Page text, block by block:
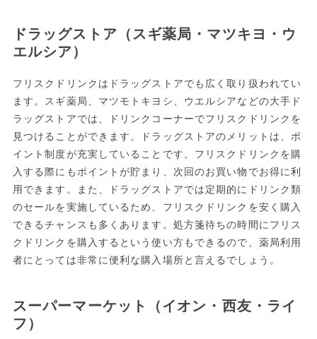
ドラッグストア（スギ薬局・マツキヨ・ウ
エルシア）
フリスクドリンクはドラッグストアでも広く取り扱われてい
ます。スギ薬局、マツモトキヨシ、ウエルシアなどの大手ド
ラッグストアでは、ドリンクコーナーでフリスクドリンクを
見つけることができます。ドラッグストアのメリットは、ポ
イント制度が充実していることです。フリスクドリンクを購
入する際にもポイントが貯まり、次回のお買い物でお得に利
用できます。また、ドラッグストアでは定期的にドリンク類
のセールを実施しているため、フリスクドリンクを安く購入
できるチャンスも多くあります。処方箋待ちの時間にフリス
クドリンクを購入するという使い方もできるので、薬局利用
者にとっては非常に便利な購入場所と言えるでしょう。
スーパーマーケット（イオン・西友・ライ
フ）